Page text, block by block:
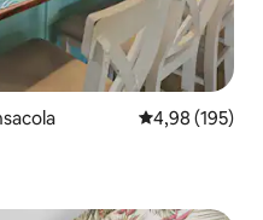
prosječna
4,98 (195)